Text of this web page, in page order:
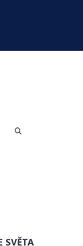
SVĚTA